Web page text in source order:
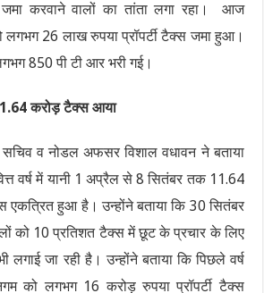
जमा करवाने वालों का तांता लगा रहा। आज
लगभग 26 लाख रुपया प्रॉपर्टी टैक्स जमा हुआ।
850 पी टी आर भरी गई।
करोड़ टैक्स आया
सचिव व नोडल अफसर विशाल वधावन ने बताया
वर्ष में यानी 1 अप्रैल से 8 सितंबर तक 11.64
एकत्रित हुआ है। उन्होंने बताया कि 30 सितंबर
को 10 प्रतिशत टैक्स में छूट के प्रचार के लिए
लगाई जा रही है। उन्होंने बताया कि पिछले वर्ष
को लगभग 16 करोड़ रुपया प्रॉपर्टी टैक्स